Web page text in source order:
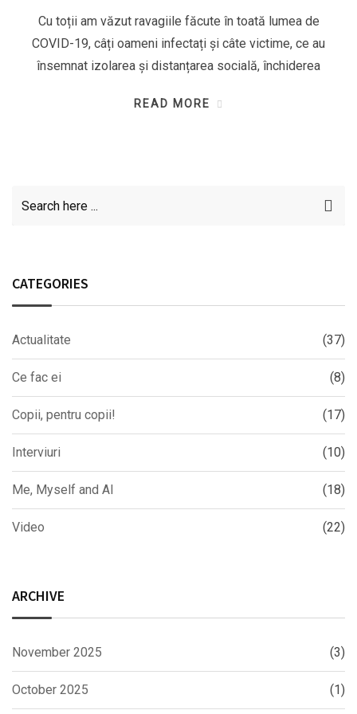
Cu toții am văzut ravagiile făcute în toată lumea de
COVID-19, câți oameni infectați și câte victime, ce au
însemnat izolarea și distanțarea socială, închiderea
READ MORE
CATEGORIES
Actualitate (37)
Ce fac ei (8)
Copii, pentru copii! (17)
Interviuri (10)
Me, Myself and AI (18)
Video (22)
ARCHIVE
November 2025 (3)
October 2025 (1)